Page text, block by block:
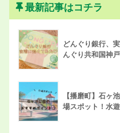
最新記事はコチラ
どんぐり銀行、
んぐり共和国神
【播磨町】石ヶ
場スポット！水